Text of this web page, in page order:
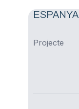
ESPANYA
Projecte